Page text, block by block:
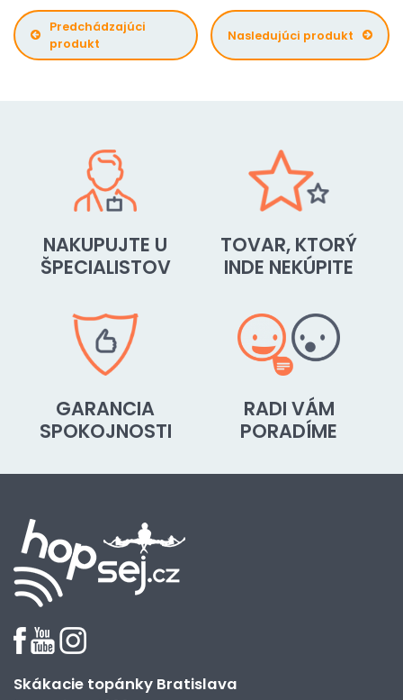
Predchádzajúci
produkt
Nasledujúci produkt
NAKUPUJTE U
ŠPECIALISTOV
TOVAR, KTORÝ
INDE NEKÚPITE
GARANCIA
SPOKOJNOSTI
RADI VÁM
PORADÍME
Skákacie topánky Bratislava